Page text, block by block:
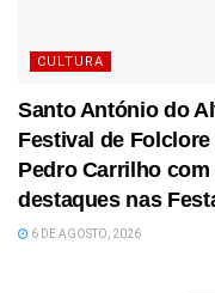
CULTURA
Santo António do
Festival de
Pedro Carrilho
destaques nas
6 DE AGOSTO, 2026